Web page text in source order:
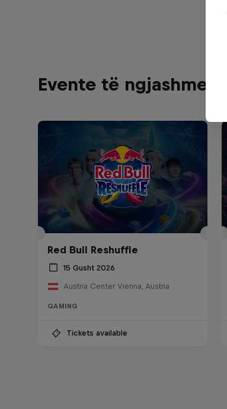
Evente të ngjashme
Red Bull Reshuffle
15 Gusht 2026
Austria Center Vienna, Austria
GAMING
Tickets available